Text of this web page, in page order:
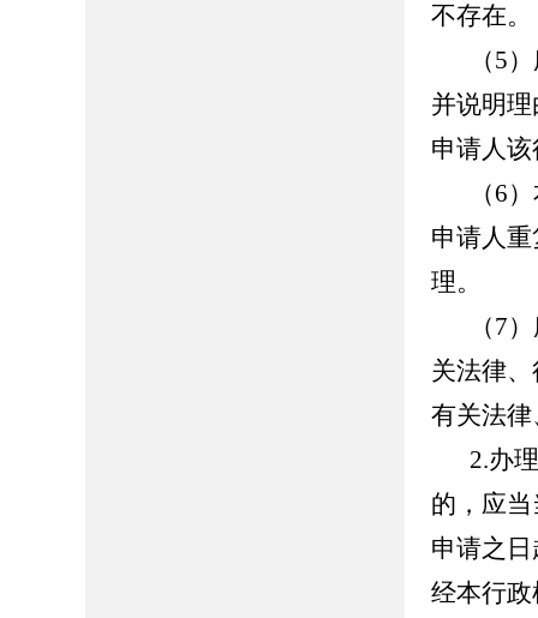
不存在。
（5
并说明
申请人
（6
申请人
理。
（7
关法律
有关法
2.办
的，应
申请之
经本行